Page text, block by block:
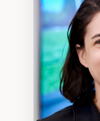
Théories du
Économie
Élites
Sociologie
Extractivisme
Classes sociales
Mouvements
Théories de